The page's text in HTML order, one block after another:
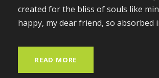
created for the bliss of souls like
happy, my dear friend, so absorbed
READ MORE